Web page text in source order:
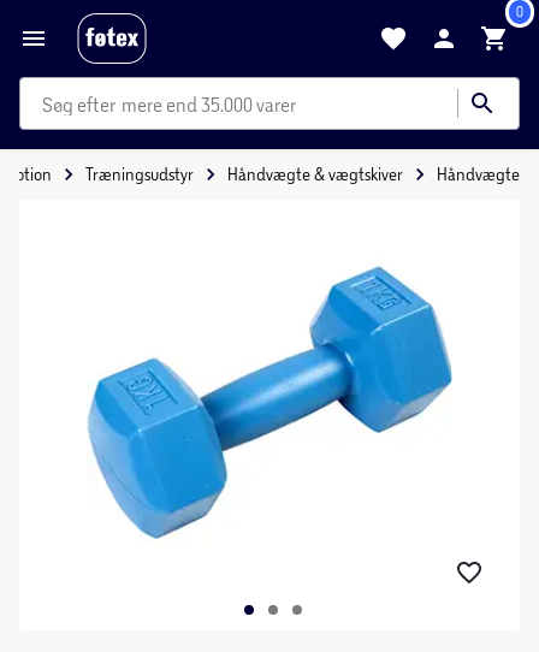
0
mere end 35.000 varer
Træningsudstyr Håndvægte & vægtskiver Håndvægte